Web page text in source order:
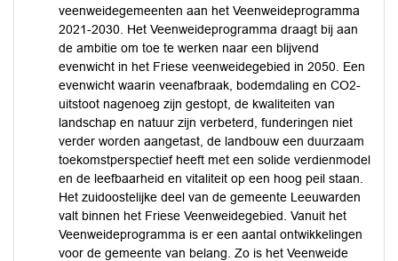
veenweidegemeenten aan het Veenweideprogramma
2021-2030. Het Veenweideprogramma draagt bij aan
de ambitie om toe te werken naar een blijvend
evenwicht in het Friese veenweidegebied in 2050. Een
evenwicht waarin veenafbraak, bodemdaling en CO2-
uitstoot nagenoeg zijn gestopt, de kwaliteiten van
landschap en natuur zijn verbeterd, funderingen niet
verder worden aangetast, de landbouw een duurzaam
toekomstperspectief heeft met een solide verdienmodel
en de leefbaarheid en vitaliteit op een hoog peil staan.
Het zuidoostelijke deel van de gemeente Leeuwarden
valt binnen het Friese Veenweidegebied. Vanuit het
Veenweideprogramma is er een aantal ontwikkelingen
voor de gemeente van belang. Zo is het Veenweide